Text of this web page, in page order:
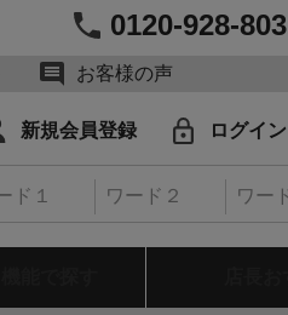
0120-928-803
お客様の声
新規会員登録 ログイン